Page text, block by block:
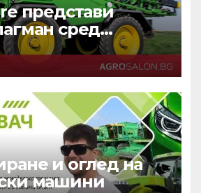
представи
сред
си пръскачки
и оглед на
машини